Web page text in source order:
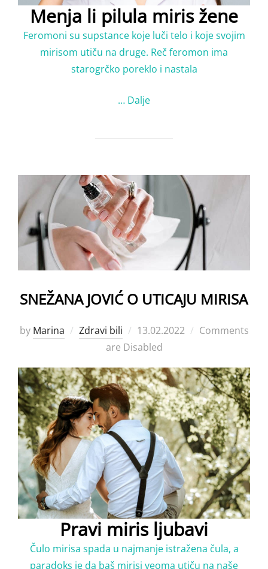
Menja li pilula miris žene
Feromoni su supstance koje luči telo i koje svojim
mirisom utiču na druge. Reč feromon ima
starogrčko poreklo i nastala
… Dalje
SNEŽANA JOVIĆ O UTICAJU MIRISA
by Marina Zdravi bili
Posted
on
13.02.2022
Comments
are Disabled
Pravi miris ljubavi
Čulo mirisa spada u najmanje istražena čula, a
paradoks je da baš mirisi veoma utiču na naše